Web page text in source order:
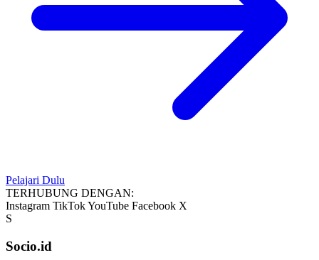
Pelajari Dulu
TERHUBUNG DENGAN:
Instagram TikTokYouTube Facebook X
S
Socio.id